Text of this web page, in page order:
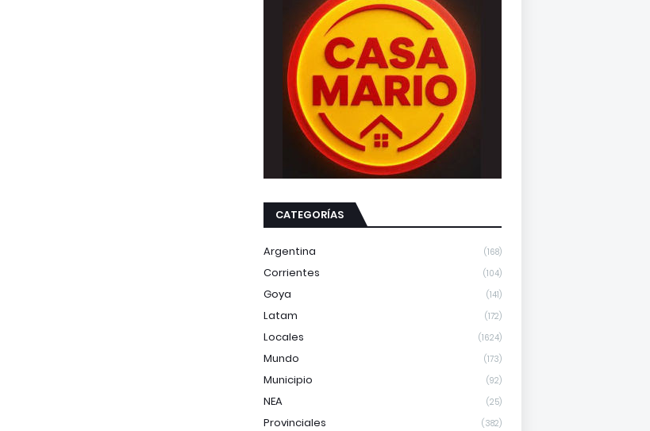
CATEGORÍAS
Argentina (168)
Corrientes (104)
Goya (141)
Latam (172)
Locales (1624)
Mundo (173)
Municipio (92)
NEA (25)
Provinciales (382)